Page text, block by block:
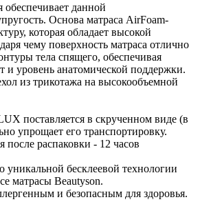
данной
Основа матраса AirFoam-
которая обладает высокой
чему поверхность матраса отлично
тела спящего, обеспечивая
и уровень анатомической поддержки.
из трикотажа на высокообъемной
поставляется в скрученном виде (в
упрощает его транспортировку.
после распаковки - 12 часов
уникальной бесклеевой технологии
матрасы Beautyson.
и безопасным для здоровья.